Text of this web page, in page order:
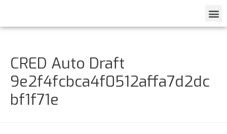
CRED Auto Draft
9e2f4fcbca4f0512affa7d2dc
bf1f71e